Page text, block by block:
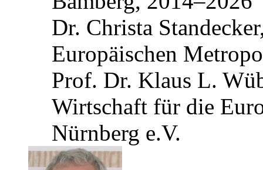
Dr. Christa
Europäischen
Prof. Dr. Klaus L.
Wirtschaft für die
Nürnberg e.V.